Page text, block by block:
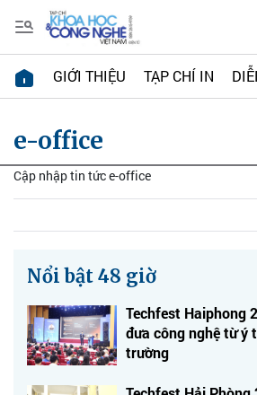
GIỚI THIỆU TẠP CHÍ IN
e-office
Cập nhập tin tức e-office
Nổi bật 48 giờ
Techfest Haiphong
đưa công nghệ từ ý
trường